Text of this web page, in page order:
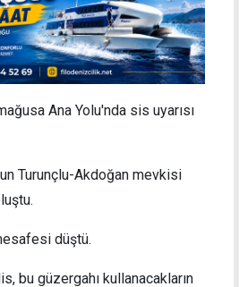
Ana Yolu'nda sis uyarısı
Turunçlu-Akdoğan mevkisi
düştü.
, bu güzergahı kullanacakların